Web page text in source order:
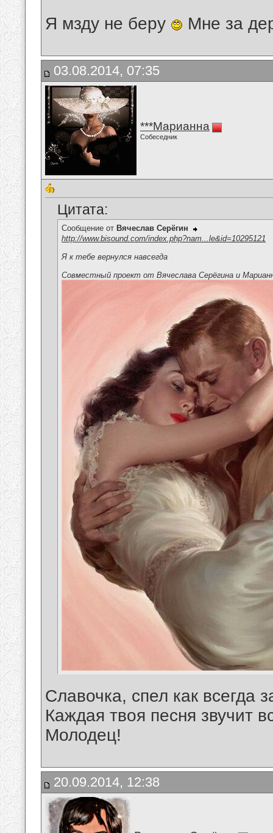
Я мзду не беру Мне за
03.08.2014, 07:35
***Марианна
Собеседник
Цитата:
Сообщение от Вячеслав Серёгин
http://www.bisound.com/index.php?nam...le&id=10295121
Я к тебе вернулся навсегда
Совместный проект от Вячеслава Серёгина и
Славочка, спел как всегда
Каждая твоя песня звучит
Молодец!
20.09.2014, 12:38